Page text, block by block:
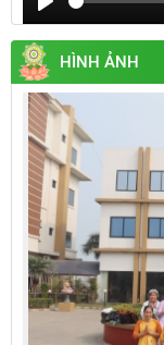
Play
HÌNH ẢNH